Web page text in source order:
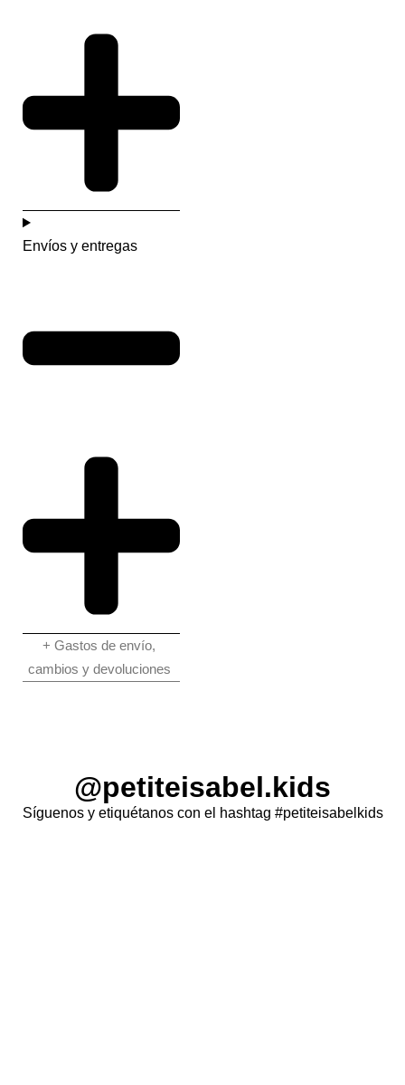
Envíos y entregas
+ Gastos de envío,
cambios y devoluciones
@petiteisabel.kids
Síguenos y etiquétanos con el hashtag #petiteisabelkids